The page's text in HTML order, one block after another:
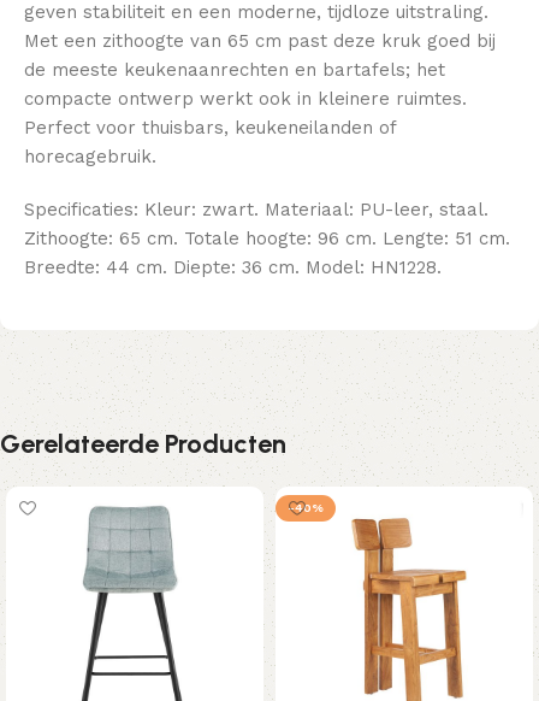
geven stabiliteit en een moderne, tijdloze uitstraling.
Met een zithoogte van 65 cm past deze kruk goed bij
de meeste keukenaanrechten en bartafels; het
compacte ontwerp werkt ook in kleinere ruimtes.
Perfect voor thuisbars, keukeneilanden of
horecagebruik.
Specificaties: Kleur: zwart. Materiaal: PU-leer, staal.
Zithoogte: 65 cm. Totale hoogte: 96 cm. Lengte: 51 cm.
Breedte: 44 cm. Diepte: 36 cm. Model: HN1228.
Gerelateerde Producten
-40%